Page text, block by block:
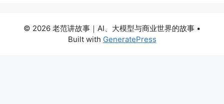
© 2026 老范讲故事｜AI、大模型与商业世界的故事 •
Built with GeneratePress